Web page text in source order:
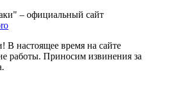
– официальный сайт
В настоящее время на сайте
работы. Приносим извинения за